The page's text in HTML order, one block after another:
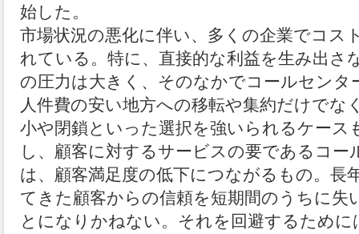
始した。
市場状況の悪化に伴い、多くの企業でコス
れている。特に、直接的な利益を生み出さ
の圧力は大きく、そのなかでコールセンタ
人件費の安い地方への移転や集約だけでな
小や閉鎖といった選択を強いられるケース
し、顧客に対するサービスの要であるコー
は、顧客満足度の低下につながるもの。長
てきた顧客からの信頼を短期間のうちに失
とになりかねない。それを回避するため